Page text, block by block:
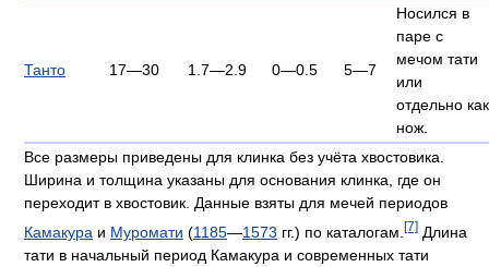
Танто 17—30 1.7—2.9 0—0.5 5—7
Носился в
паре с
мечом тати
или
отдельно как
нож.
Все размеры приведены для клинка без учёта хвостовика.
Ширина и толщина указаны для основания клинка, где он
переходит в хвостовик. Данные взяты для мечей периодов
Камакура и Муромати (1185—1573 гг.) по каталогам. [7] Длина
тати в начальный период Камакура и современных тати